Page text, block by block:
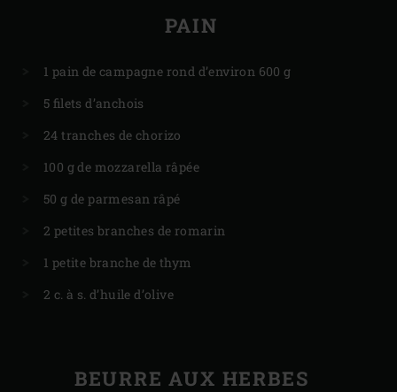
PAIN
1 pain de campagne rond d’environ 600 g
5 filets d’anchois
24 tranches de chorizo
100 g de mozzarella râpée
50 g de parmesan râpé
2 petites branches de romarin
1 petite branche de thym
2 c. à s. d’huile d’olive
BEURRE AUX HERBES